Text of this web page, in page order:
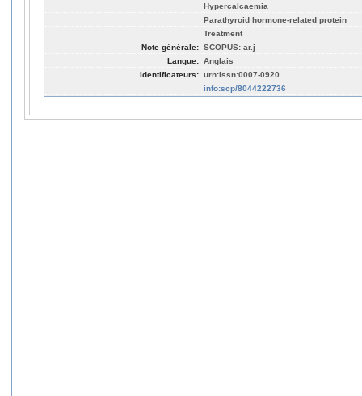
Hypercalcaemia
Parathyroid hormone-related protein
Treatment
Note générale: SCOPUS: ar.j
Langue: Anglais
Identificateurs: urn:issn:0007-0920
info:scp/8044222736